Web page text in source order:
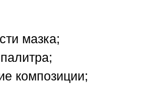
мазка;
композиции;